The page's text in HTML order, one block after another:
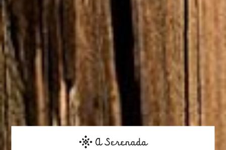
1 cama de casal grande
OCUPAÇÃO:
ÁREA:
18m²
CRIANÇAS:
COMODIDADES
Casa de banho privada com chuveiro